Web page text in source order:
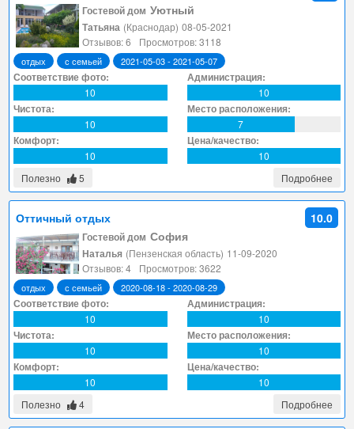
Гостевой дом Уютный
Татьяна (Краснодар) 08-05-2021
Отзывов: 6
Просмотров: 3118
отдых с семьей 2021-05-03 - 2021-05-07
Соответствие фото:
10
Администрация:
10
Чистота:
10
Место расположения:
7
Комфорт:
10
Цена/качество:
10
Полезно
5 Подробнее
Оттичный отдых 10.0
Гостевой дом София
Наталья (Пензенская область) 11-09-2020
Отзывов: 4
Просмотров: 3622
отдых с семьей 2020-08-18 - 2020-08-29
Соответствие фото:
10
Администрация:
10
Чистота:
10
Место расположения:
10
Комфорт:
10
Цена/качество:
10
Полезно
4 Подробнее